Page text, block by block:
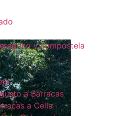
y compostela
a Barracas
a Cella